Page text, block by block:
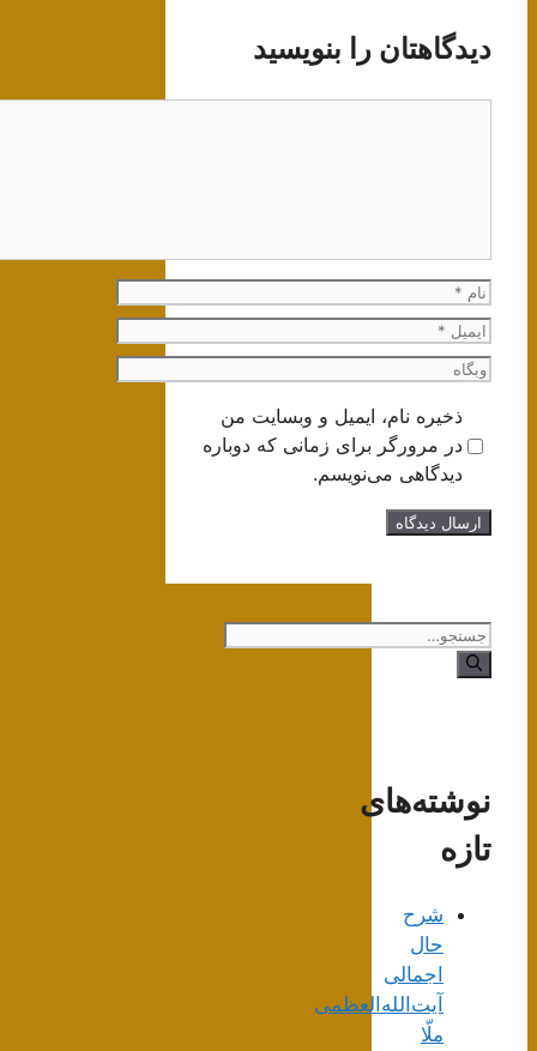
دیدگاهتان را بنویسید
نام
ایمیل
وبگاه
ذخیره نام، ایمیل و وبسایت من
در مرورگر برای زمانی که دوباره
دیدگاهی می‌نویسم.
جستجوی
نوشته‌های
تازه
شرح
حال
اجمالی
آیت‌الله‌العظمی
ملّا